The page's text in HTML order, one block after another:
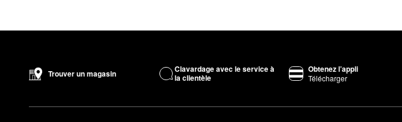
Trouver un magasin
Clavardage avec le service à
la clientèle
Obtenez l’appli
Télécharger